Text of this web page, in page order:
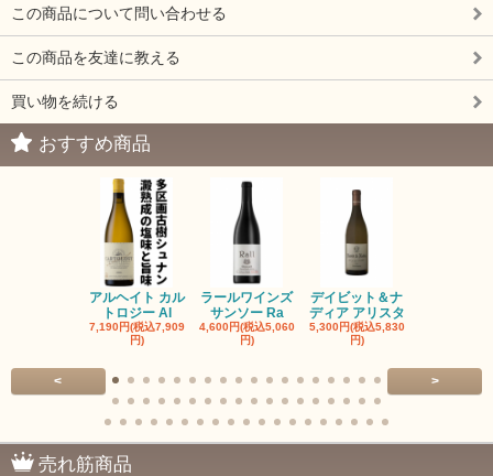
この商品について問い合わせる
この商品を友達に教える
買い物を続ける
おすすめ商品
アルヘイト カル
トロジー Al
7,190円(税込7,909
円)
ラールワインズ
サンソー Ra
4,600円(税込5,060
円)
デイビット＆ナ
ディア アリスタ
5,300円(税込5,830
円)
< >
売れ筋商品